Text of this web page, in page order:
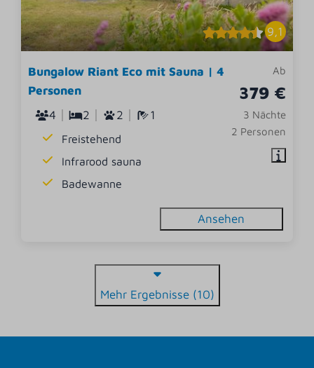
9,1
Ab
379 €
3 Nächte
2 Personen
Bungalow Riant Eco mit Sauna | 4
Personen
4
2 2 1
Freistehend
Infrarood sauna
Badewanne
Ansehen
Mehr Ergebnisse (10)